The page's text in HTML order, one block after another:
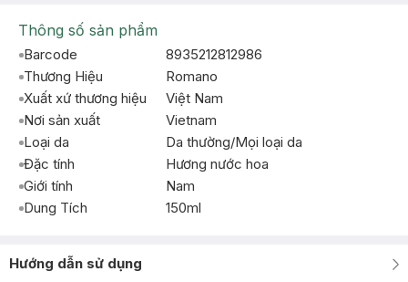
Thông số sản phẩm
Barcode
8935212812986
Thương Hiệu
Romano
Xuất xứ thương hiệu
Việt Nam
Nơi sản xuất
Vietnam
Loại da
Da thường/Mọi loại da
Đặc tính
Hương nước hoa
Giới tính
Nam
Dung Tích
150ml
Hướng dẫn sử dụng